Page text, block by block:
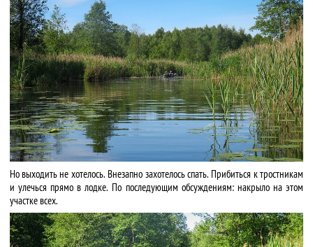
Но выходить не хотелось. Внезапно захотелось спать. Прибиться к тростникам
и улечься прямо в лодке. По последующим обсуждениям: накрыло на этом
участке всех.